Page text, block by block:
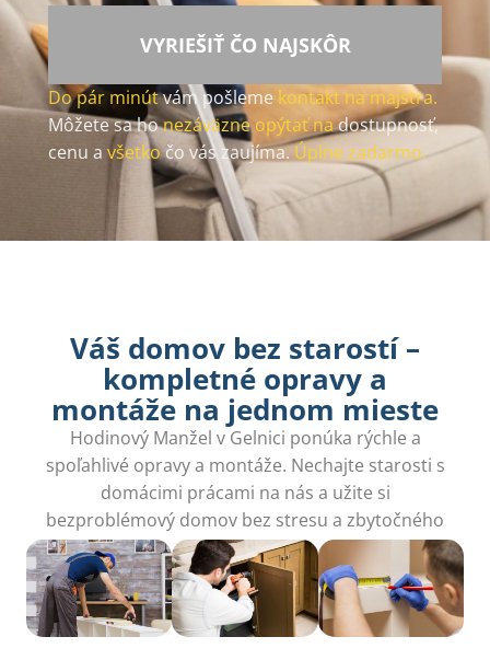
VYRIEŠIŤ ČO NAJSKÔR
Do pár minútvám pošleme kontakt na majstra.
Môžete sa honezáväzne opýtať nadostupnosť,
cenu a všetkočo vás zaujíma.Úplne zadarmo.
Váš domov bez starostí –
kompletné opravy a
montáže na jednom mieste​
Hodinový Manžel v Gelnici ponúka rýchle a
spoľahlivé opravy a montáže. Nechajte starosti s
domácimi prácami na nás a užite si
bezproblémový domov bez stresu a zbytočného
čakania.